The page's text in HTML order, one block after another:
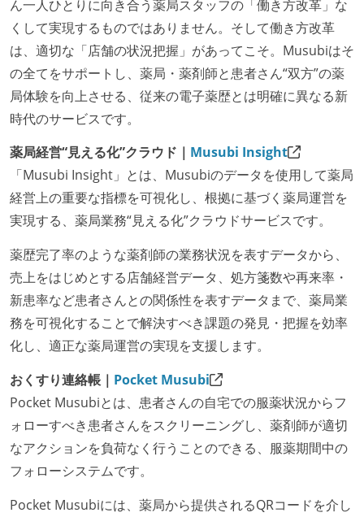
ん一人ひとりに向き合う薬局スタッフの「働き方改革」な
くして実現するものではありません。そして働き方改革
は、適切な「店舗の状況把握」があってこそ。Musubiはそ
の全てをサポートし、薬局・薬剤師と患者さん“双方”の薬
局体験を向上させる、従来の電子薬歴とは明確に異なる新
時代のサービスです。
薬局経営“見える化”クラウド｜ Musubi Insight
「Musubi Insight」とは、Musubiのデータを使用して薬局
経営上の重要な指標を可視化し、根拠に基づく薬局運営を
実現する、薬局業務“見える化”クラウドサービスです。
薬歴完了率のような薬剤師の業務状況を表すデータから、
売上をはじめとする店舗経営データ、処方箋数や再来率・
新患率など患者さんとの関係性を表すデータまで、薬局業
務を可視化することで解決すべき課題の発見・把握を効率
化し、適正な薬局運営の実現を支援します。
おくすり連絡帳｜ Pocket Musubi
Pocket Musubiとは、患者さんの自宅での服薬状況からフ
ォローすべき患者さんをスクリーニングし、薬剤師が適切
なアクションを負荷なく行うことのできる、服薬期間中の
フォローシステムです。
Pocket Musubiには、薬局から提供されるQRコードを介し